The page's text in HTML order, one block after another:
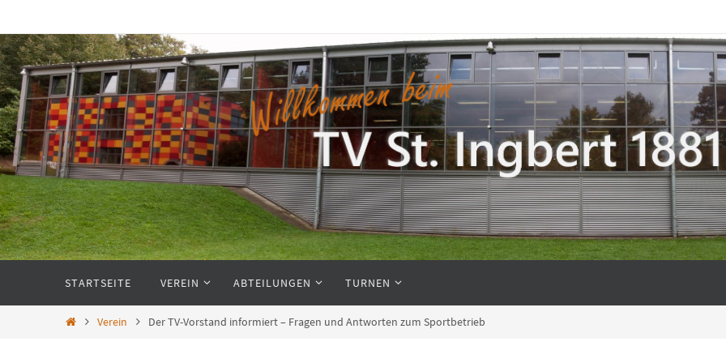
Inhalt
springen
springen
STARTSEITE VEREIN ABTEILUNGEN TURNEN
StartVerein Der TV-Vorstand informiert – Fragen und Antworten zum Sportbetrieb